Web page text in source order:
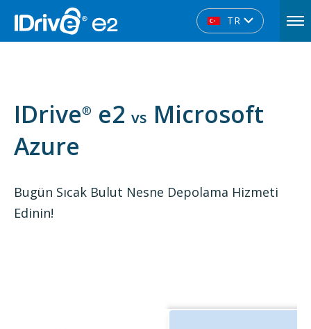
TR
IDrive® e2 vs Microsoft
Azure
Bugün Sıcak Bulut Nesne Depolama Hizmeti
Edinin!